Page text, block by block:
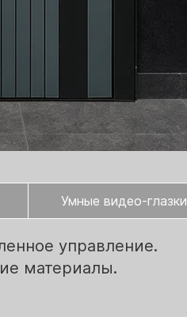
Умные видео-глазки
управление.
материалы.